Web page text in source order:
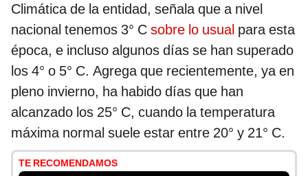
Climática de la entidad, señala que a nivel
nacional tenemos 3° C sobre lo usual para esta
época, e incluso algunos días se han superado
los 4° o 5° C. Agrega que recientemente, ya en
pleno invierno, ha habido días que han
alcanzado los 25° C, cuando la temperatura
máxima normal suele estar entre 20° y 21° C.
TE RECOMENDAMOS